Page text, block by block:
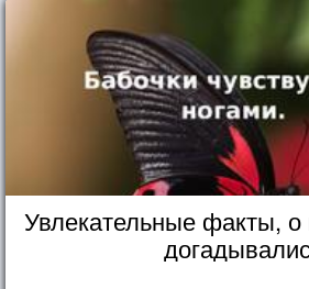
Увлекательные факты,